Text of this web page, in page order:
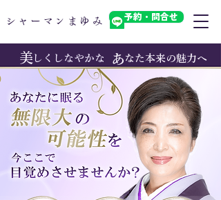
​シャーマンまゆみ 予約・問合せ
​美 しくしなやかな なた本来の魅力へ
​あ